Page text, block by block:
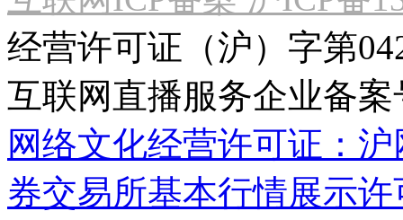
经营许可证（沪）字第
互联网直播服务企业备案
网络文化经营许可证：
券交易所基本行情展示许